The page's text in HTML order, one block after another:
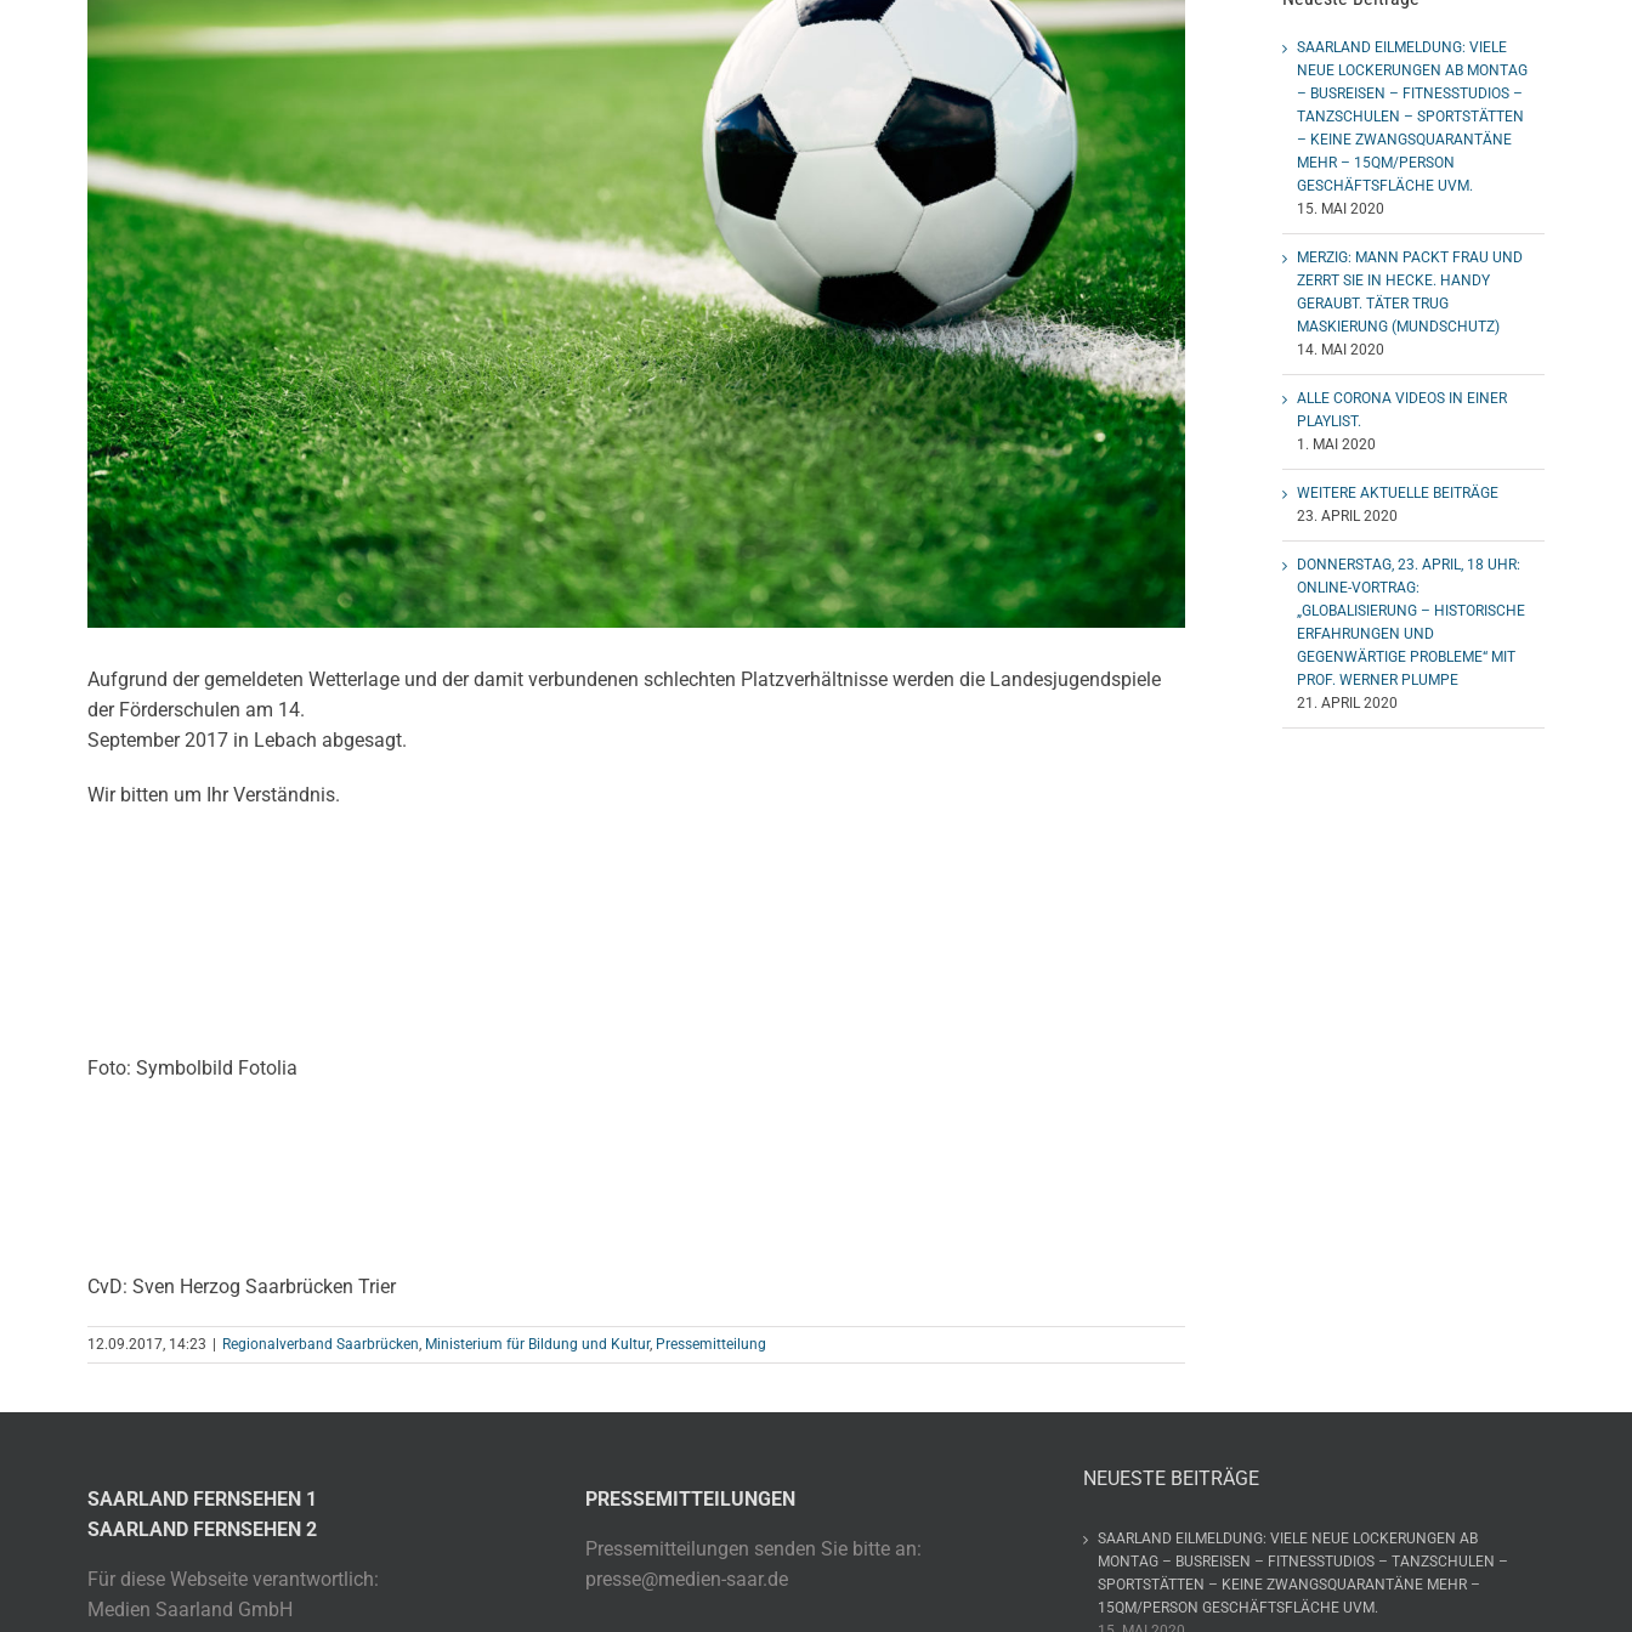
Aufgrund der gemeldeten Wetterlage und der damit verbundenen schlechten Platzverhältnisse werden die Landesjugendspiele
der Förderschulen am 14.
September 2017 in Lebach abgesagt.
Wir bitten um Ihr Verständnis.
Foto: Symbolbild Fotolia
CvD: Sven Herzog Saarbrücken Trier
12.09.2017, 14:23 | Regionalverband Saarbrücken Ministerium für Bildung und Kultur, Pressemitteilung
SAARLAND EILMELDUNG: VIELE
NEUE LOCKERUNGEN AB MONTAG
– BUSREISEN – FITNESSTUDIOS –
TANZSCHULEN – SPORTSTÄTTEN
– KEINE ZWANGSQUARANTÄNE
MEHR – 15QM/PERSON
GESCHÄFTSFLÄCHE UVM.
15. MAI 2020
MERZIG: MANN PACKT FRAU UND
ZERRT SIE IN HECKE. HANDY
GERAUBT. TÄTER TRUG
MASKIERUNG (MUNDSCHUTZ)
14. MAI 2020
ALLE CORONA VIDEOS IN EINER
PLAYLIST.
1. MAI 2020
WEITERE AKTUELLE BEITRÄGE
23. APRIL 2020
DONNERSTAG, 23. APRIL, 18 UHR:
ONLINE-VORTRAG:
„GLOBALISIERUNG – HISTORISCHE
ERFAHRUNGEN UND
GEGENWÄRTIGE PROBLEME“ MIT
PROF. WERNER PLUMPE
21. APRIL 2020
SAARLAND FERNSEHEN 1
SAARLAND FERNSEHEN 2
Für diese Webseite verantwortlich:
Medien Saarland GmbH
PRESSEMITTEILUNGEN
Pressemitteilungen senden Sie bitte an:
presse@medien-saar.de
NEUESTE BEITRÄGE
SAARLAND EILMELDUNG: VIELE NEUE LOCKERUNGEN AB
MONTAG – BUSREISEN – FITNESSTUDIOS – TANZSCHULEN –
SPORTSTÄTTEN – KEINE ZWANGSQUARANTÄNE MEHR –
15QM/PERSON GESCHÄFTSFLÄCHE UVM.